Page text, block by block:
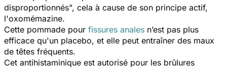
disproportionnés", cela à cause de son principe actif,
l'oxomémazine.
Cette pommade pour fissures anales n’est pas plus
efficace qu'un placebo, et elle peut entraîner des maux
de têtes fréquents.
Cet antihistaminique est autorisé pour les brûlures